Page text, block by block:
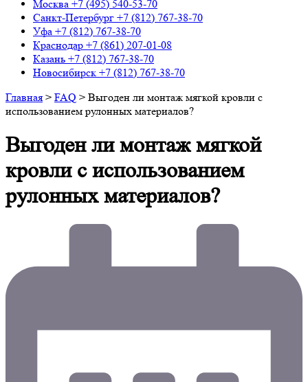
Москва +7 (495) 540-53-70
Санкт-Петербург +7 (812) 767-38-70
Уфа +7 (812) 767-38-70
Краснодар +7 (861) 207-01-08
Казань +7 (812) 767-38-70
Новосибирск +7 (812) 767-38-70
Главная > FAQ > Выгоден ли монтаж мягкой кровли с
использованием рулонных материалов?
Выгоден ли монтаж мягкой
кровли с использованием
рулонных материалов?